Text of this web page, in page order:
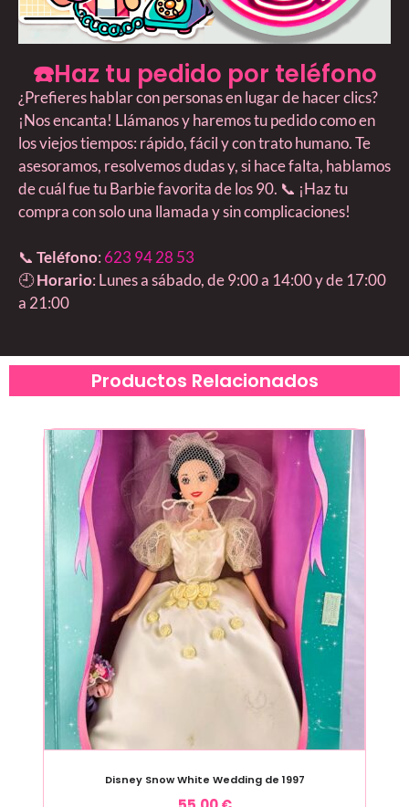
☎️Haz tu pedido por teléfono
¿Prefieres hablar con personas en lugar de hacer clics?
¡Nos encanta! Llámanos y haremos tu pedido como en
los viejos tiempos: rápido, fácil y con trato humano. Te
asesoramos, resolvemos dudas y, si hace falta, hablamos
de cuál fue tu Barbie favorita de los 90. 📞 ¡Haz tu
compra con solo una llamada y sin complicaciones!
📞 Teléfono: 623 94 28 53
🕘Horario: Lunes a sábado, de 9:00 a 14:00 y de 17:00
a 21:00
Productos Relacionados
Disney Snow White Wedding de 1997